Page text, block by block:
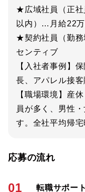
★広域社員（正社
以内）…月給22
★契約社員（勤
センティブ
【入社者事例】
長、アパレル接
【職場環境】産
員が多く、男性
す。全社平均帰宅
応募の流れ
01 転職サポー